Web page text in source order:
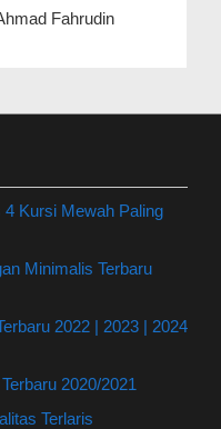
Fahrudin
Kursi Mewah Paling
Minimalis Terbaru
2022 | 2023 | 2024
2020/2021
Terlaris